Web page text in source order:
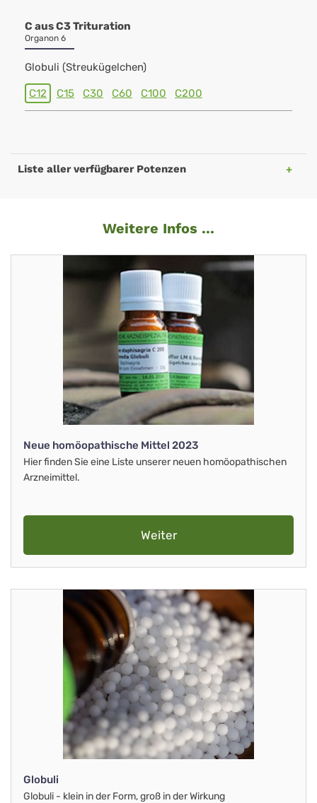
C aus C3 Trituration
Organon 6
Globuli (Streukügelchen)
C12 C15 C30 C60 C100 C200
Liste aller verfügbarer Potenzen
Weitere Infos ...
Neue homöopathische Mittel 2023
Hier finden Sie eine Liste unserer neuen homöopathischen
Arzneimittel.
Weiter
Globuli
Globuli - klein in der Form, groß in der Wirkung